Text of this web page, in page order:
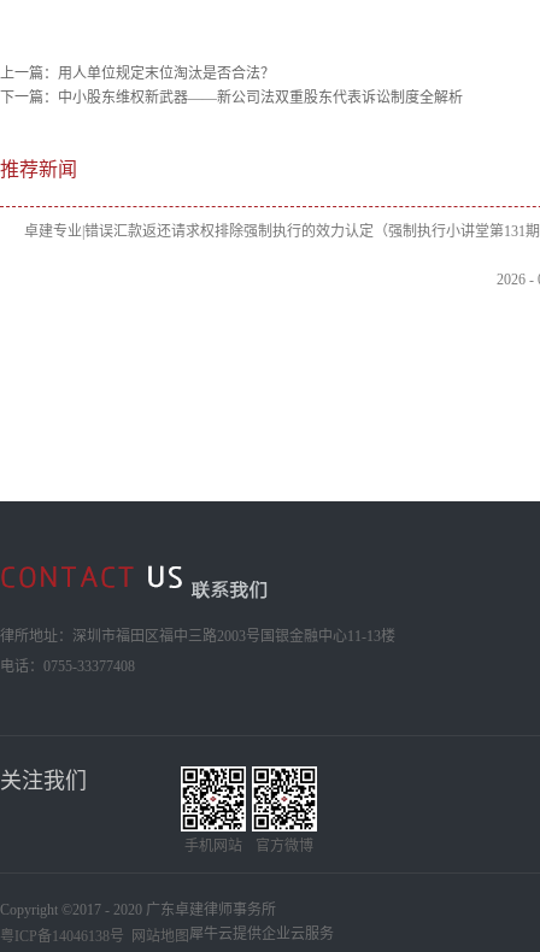
上一篇： 用人单位规定末位淘汰是否合法？
下一篇： 中小股东维权新武器——新公司法双重股东代表诉讼制度全解析
推荐新闻
卓建专业|错误汇款返还请求权排除强制执行的效力认定（强制执行小讲堂第131
2026 -
Copyright ©2017 - 2020 广东卓建律师事务所
粤ICP备14046138号 网站地图 犀牛云提供企业云服务
律所地址：深圳市福田区福中三路2003号国银金融中心11-13楼
电话：0755-33377408
关注我们
手机网站 官方微博